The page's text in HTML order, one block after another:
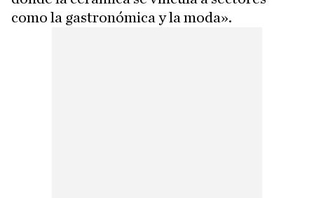
como la gastronómica y la moda».